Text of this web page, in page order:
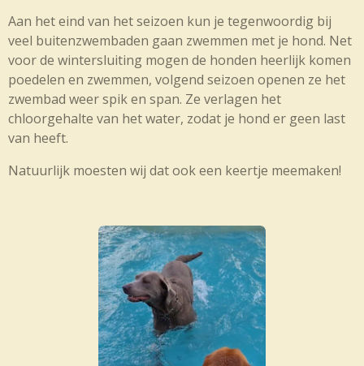
Aan het eind van het seizoen kun je tegenwoordig bij
veel buitenzwembaden gaan zwemmen met je hond. Net
voor de wintersluiting mogen de honden heerlijk komen
poedelen en zwemmen, volgend seizoen openen ze het
zwembad weer spik en span. Ze verlagen het
chloorgehalte van het water, zodat je hond er geen last
van heeft.
Natuurlijk moesten wij dat ook een keertje meemaken!